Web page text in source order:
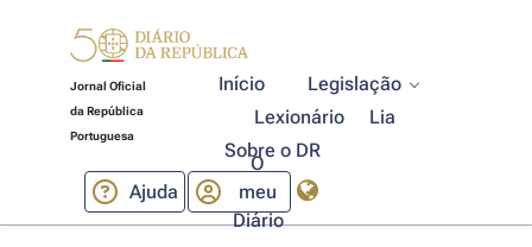
Jornal Oficial
da República
Portuguesa
Início
Legislação
Lexionário
Lia
Sobre o DR
Ajuda
O
meu
Diário